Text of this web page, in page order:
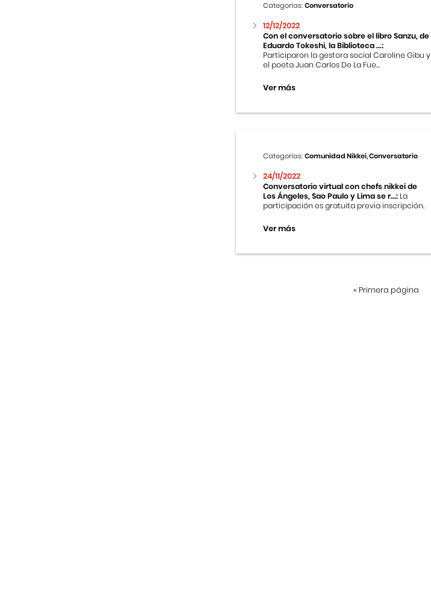
Categorías:Conversatorio
12/12/2022
Con el conversatorio sobre el libro Sanzu, de
Eduardo Tokeshi, la Biblioteca ...:
Participaron la gestora social Caroline Gibu y
el poeta Juan Carlos De La Fue...
Ver más
Categorías:Comunidad Nikkei, Conversatorio
24/11/2022
Conversatorio virtual con chefs nikkei de
Los Ángeles, Sao Paulo y Lima se r...: La
participación es gratuita previa inscripción.
Ver más
« Primera página